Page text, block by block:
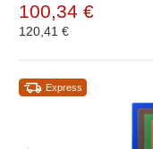
100,34 €
120,41 €
Express